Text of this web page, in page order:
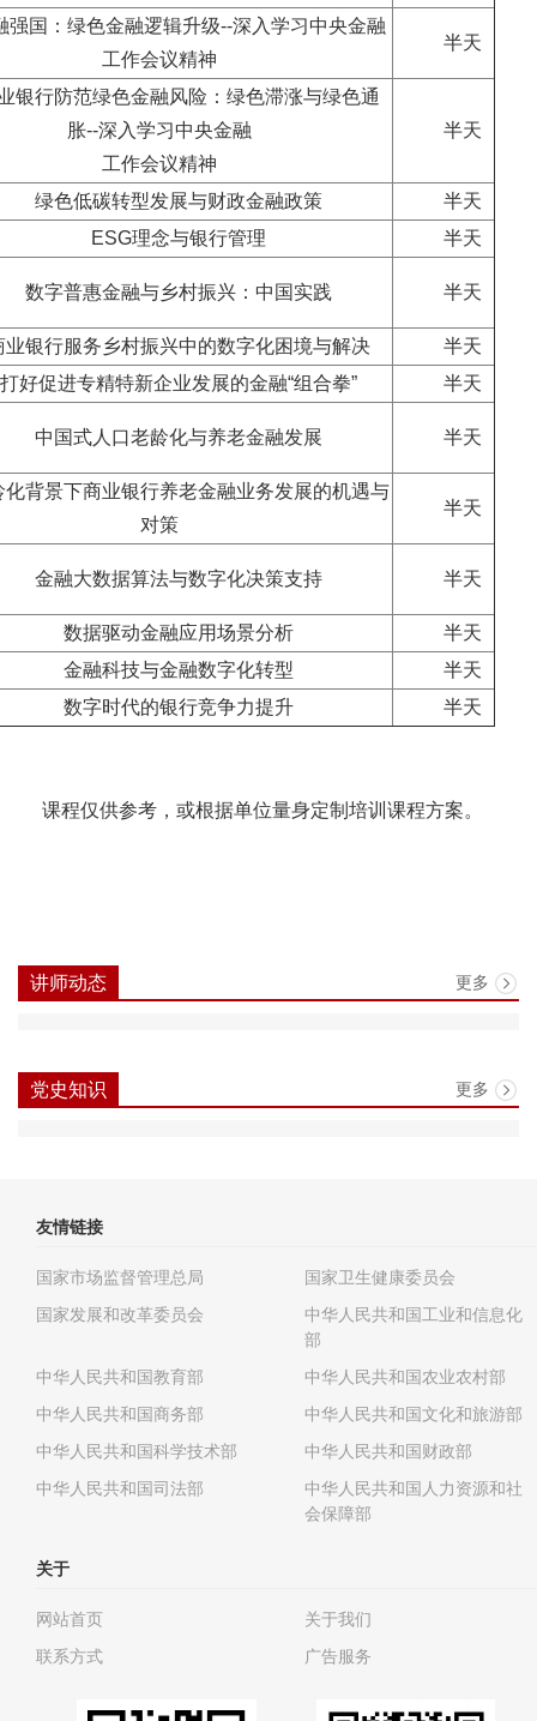
强国：绿色金融逻辑升级--深入学习中央金融
工作会议精神
半天
银行防范绿色金融风险：绿色滞涨与绿色通
胀--深入学习中央金融
工作会议精神
半天
绿色低碳转型发展与财政金融政策
半天
ESG理念与银行管理
半天
数字普惠金融与乡村振兴：中国实践 半天
业银行服务乡村振兴中的数字化困境与解决
半天
打好促进专精特新企业发展的金融“组合拳”
半天
中国式人口老龄化与养老金融发展 半天
化背景下商业银行养老金融业务发展的机遇与
对策
半天
金融大数据算法与数字化决策支持 半天
数据驱动金融应用场景分析
半天
金融科技与金融数字化转型
半天
数字时代的银行竞争力提升
半天
课程仅供参考，或根据单位量身定制培训课程方案。
讲师动态 更多
党史知识 更多
友情链接
国家市场监督管理总局
国家卫生健康委员会
国家发展和改革委员会
中华人民共和国工业和信息化
部
中华人民共和国教育部
中华人民共和国农业农村部
中华人民共和国商务部
中华人民共和国文化和旅游部
中华人民共和国科学技术部
中华人民共和国财政部
中华人民共和国司法部
中华人民共和国人力资源和社
会保障部
关于
网站首页
关于我们
联系方式
广告服务